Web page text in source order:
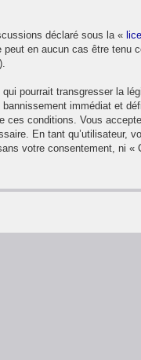
déclaré sous la «
en aucun cas être tenu
pourrait transgresser la
immédiat et
ces conditions. Vous
En tant qu’utilisateur,
votre consentement, ni